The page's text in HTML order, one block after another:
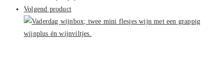
Volgend product